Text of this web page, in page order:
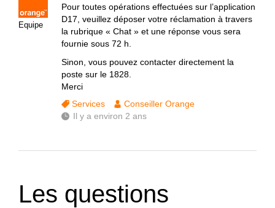
Equipe
Pour toutes opérations effectuées sur l’application
D17, veuillez déposer votre réclamation à travers
la rubrique « Chat » et une réponse vous sera
fournie sous 72 h.
Sinon, vous pouvez contacter directement la
poste sur le 1828.
Merci
Services
Conseiller Orange
Il y a environ 2 ans
Les questions